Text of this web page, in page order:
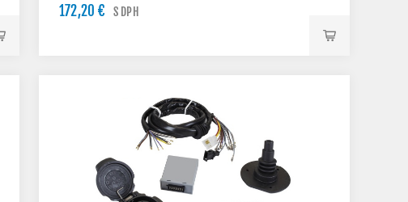
172,20 € S DPH